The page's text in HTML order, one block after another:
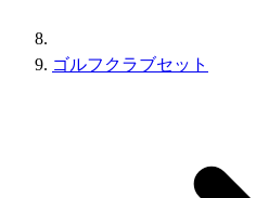
ゴルフクラブセット